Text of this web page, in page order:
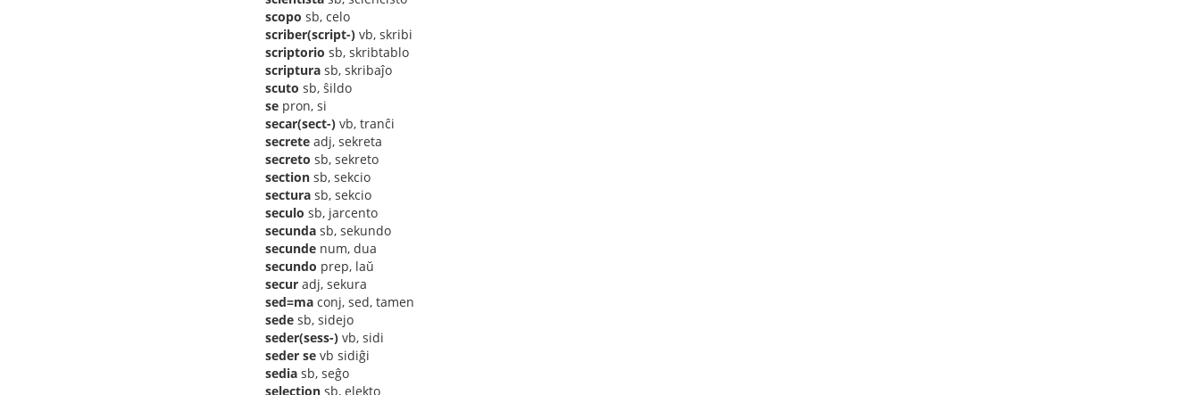
scopo sb, celo
scriber(script-) vb, skribi
scriptorio sb, skribtablo
scriptura sb, skribaĵo
scuto sb, ŝildo
se pron, si
secar(sect-) vb, tranĉi
secrete adj, sekreta
secreto sb, sekreto
section sb, sekcio
sectura sb, sekcio
seculo sb, jarcento
secunda sb, sekundo
secunde num, dua
secundo prep, laŭ
secur adj, sekura
sed=ma conj, sed, tamen
sede sb, sidejo
seder(sess-) vb, sidi
seder se vb sidiĝi
sedia sb, seĝo
selection sb, elekto